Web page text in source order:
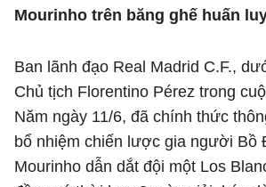
Mourinho trên băng ghế huấn
Ban lãnh đạo Real Madrid C.F.,
Chủ tịch Florentino Pérez trong
Năm ngày 11/6, đã chính thức
bổ nhiệm chiến lược gia người Bồ
Mourinho dẫn dắt đội một Los